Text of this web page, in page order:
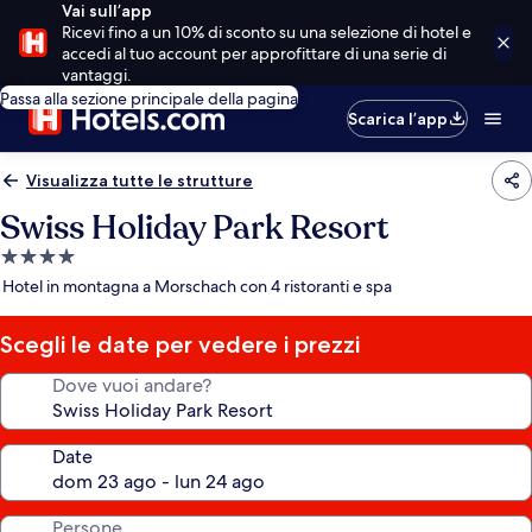
Vai sull’app
Ricevi fino a un 10% di sconto su una selezione di hotel e
accedi al tuo account per approfittare di una serie di
vantaggi.
Passa alla sezione principale della pagina
Scarica l’app
Visualizza tutte le strutture
Swiss Holiday Park Resort
Struttura
a
stelle
Hotel in montagna a Morschach con 4 ristoranti e spa
Scegli le date per vedere i prezzi
Dove vuoi andare?
Date